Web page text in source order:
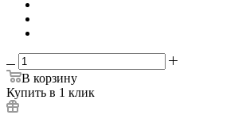
В корзину
Купить в 1 клик